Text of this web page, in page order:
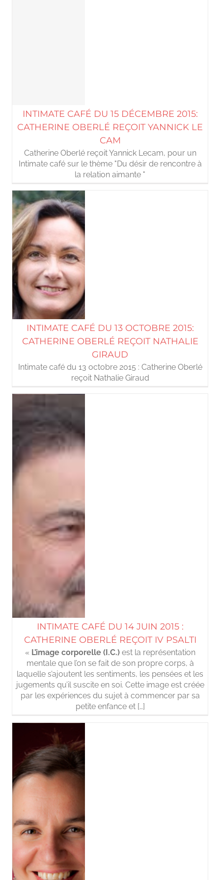
INTIMATE CAFÉ DU 15 DÉCEMBRE 2015:
CATHERINE OBERLÉ REÇOIT YANNICK LE
CAM
Catherine Oberlé reçoit Yannick Lecam, pour un
Intimate café sur le thème "Du désir de rencontre à
la relation aimante "
INTIMATE CAFÉ DU 13 OCTOBRE 2015:
CATHERINE OBERLÉ REÇOIT NATHALIE
GIRAUD
Intimate café du 13 octobre 2015 : Catherine Oberlé
reçoit Nathalie Giraud
INTIMATE CAFÉ DU 14 JUIN 2015 :
CATHERINE OBERLÉ REÇOIT IV PSALTI
« L’image corporelle (I.C.)est la représentation
mentale que l’on se fait de son propre corps, à
laquelle s’ajoutent les sentiments, les pensées et les
jugements qu’il suscite en soi. Cette image est créée
par les expériences du sujet à commencer par sa
petite enfance et […]